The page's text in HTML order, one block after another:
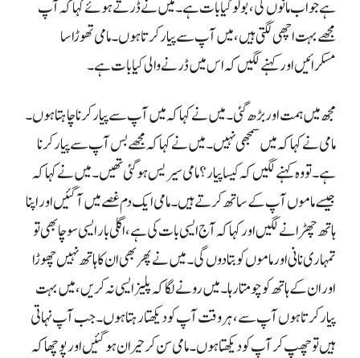
ہے جو اب مانوں گی، بولو کیا بات ہے۔ میں نے ڈرتے ہوئے کہا کہ آپ
مجھے بہت اچھی لگتی ہیں، میں آپ سے پیار کرتا ہوں۔ مامی تھوڑا سا
مسکرائیں اور کہنے لگیں کہ اس میں ڈرنے والی کیا بات ہے۔
مجھ میں ہمت اور بڑھ گئی۔ میں نے کہا کہ میں آپ سے پیار کرنا چاہتا ہوں۔
مامی نے کہا کہ میں سمجھی نہیں۔ میں نے کہا کہ مجھے بس آپ سے پیار کرنا
ہے۔ تو وہ کہنے لگیں کہ کیسا پیار؟ مامی سیریس ہو گئی تھیں۔ میں نے کہا کہ
جیسے ماموں آپ کے ساتھ کرتے ہیں۔ مامی ایک دم غصے میں آ گئیں اور اپنا
ہاتھ چھڑانے لگیں اور کہا کہ آج ایسی بات کی ہے، اگلی بار ایسی سوچا بھی تو
تمہاری نانی اور ماموں کو بتا دوں گی۔ میں نے پھر بھی ان کا ہاتھ نہیں چھوڑا
اور ان کے ہاتھ کو چومتا رہا۔ میں رونے لگا کہ پلیز ایسی نہ کریں، میں بہت
پیار کرتا ہوں آپ سے، ہر وقت آپ کو دیکھتا رہتا ہوں۔ جب آپ نہاتی
ہیں تو چھپ کر آپ کو دیکھتا ہوں۔ مامی سن کر حیران ہو گئیں اور پوچھا کہ